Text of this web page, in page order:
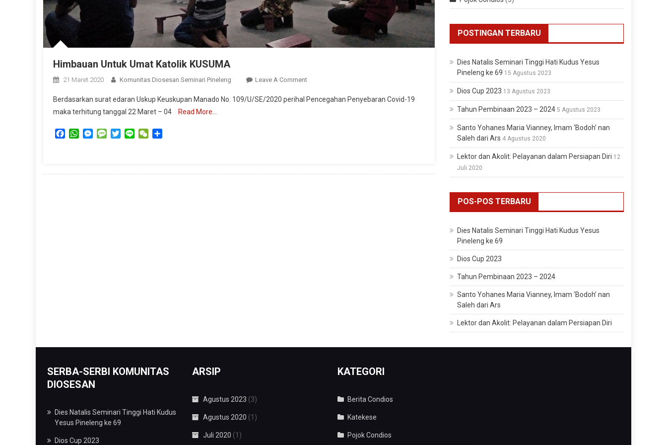
Himbauan Untuk Umat Katolik KUSUMA
21 Maret 2020 Komunitas Diosesan Seminari Pineleng Leave A CommentOn
Untuk
Berdasarkan surat edaran Uskup Keuskupan Manado No. 109/U/SE/2020 perihal Pencegahan Penyebaran Covid-19
maka terhitung tanggal 22 Maret – 04
Read More…
FacebookWhatsApp
Messenger
Message
Twitter
Line WeChat
POSTINGAN TERBARU
Dies Natalis Seminari Tinggi Hati Kudus Yesus
Pineleng ke 69 15 Agustus 2023
Dios Cup 2023 13 Agustus 2023
Tahun Pembinaan 2023 – 2024 5 Agustus 2023
Santo Yohanes Maria Vianney, Imam ‘Bodoh’ nan
Saleh dari Ars 4 Agustus 2020
Lektor dan Akolit: Pelayanan dalam Persiapan Diri 12
Juli 2020
POS-POS TERBARU
Dies Natalis Seminari Tinggi Hati Kudus Yesus
Pineleng ke 69
Dios Cup 2023
Tahun Pembinaan 2023 – 2024
Santo Yohanes Maria Vianney, Imam ‘Bodoh’ nan
Saleh dari Ars
Lektor dan Akolit: Pelayanan dalam Persiapan Diri
SERBA-SERBI KOMUNITAS
DIOSESAN
Dies Natalis Seminari Tinggi Hati Kudus
Yesus Pineleng ke 69
Dios Cup 2023
ARSIP
Agustus 2023 (3)
Agustus 2020 (1)
Juli 2020 (1)
KATEGORI
Berita Condios
Katekese
Pojok Condios